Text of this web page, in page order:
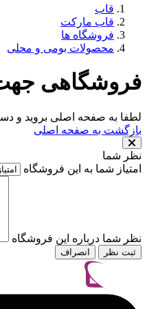
قاب
قاب مارکت
فروشگاه ها
محصولات بومی و محلی
فروشگاهی
لطفا به صفحه اصلی بروید و
بازگشت به صفحه اصلی
نظر شما
امتیاز شما به این فروشگاه
نظر شما درباره این فروشگاه
ثبت نظر انصراف